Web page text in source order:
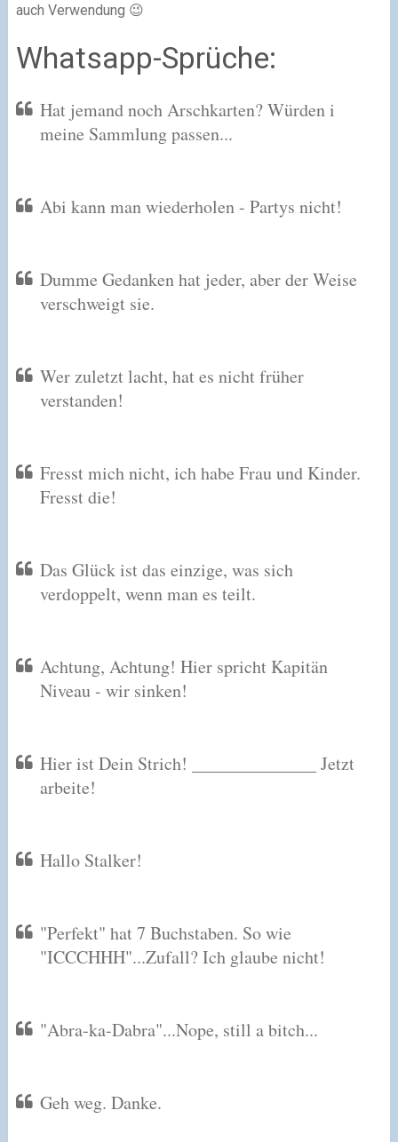
auch Verwendung 😉
Whatsapp-Sprüche:
Hat jemand noch Arschkarten? Würden i
meine Sammlung passen...
Abi kann man wiederholen - Partys nicht!
Dumme Gedanken hat jeder, aber der Weise
verschweigt sie.
Wer zuletzt lacht, hat es nicht früher
verstanden!
Fresst mich nicht, ich habe Frau und Kinder.
Fresst die!
Das Glück ist das einzige, was sich
verdoppelt, wenn man es teilt.
Achtung, Achtung! Hier spricht Kapitän
Niveau - wir sinken!
Hier ist Dein Strich! ______________ Jetzt
arbeite!
Hallo Stalker!
"Perfekt" hat 7 Buchstaben. So wie
"ICCCHHH"...Zufall? Ich glaube nicht!
"Abra-ka-Dabra"...Nope, still a bitch...
Geh weg. Danke.